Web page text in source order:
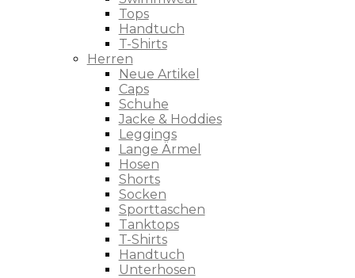
Tops
Handtuch
T-Shirts
Herren
Neue Artikel
Caps
Schuhe
Jacke & Hoddies
Leggings
Lange Ärmel
Hosen
Shorts
Socken
Sporttaschen
Tanktops
T-Shirts
Handtuch
Unterhosen